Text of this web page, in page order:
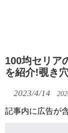
100均セリア
を紹介!覗き
2023/4/14
記事内に広告が